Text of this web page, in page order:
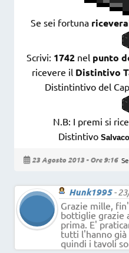
Se sei fortuna
Scrivi: 1742 nel punto
ricevere il Distintivo
Distintintivo del
N.B: I premi si
Distintivo
23 Agosto 2013 - Ore 9:16
Hunk1995-
Grazie mille,
bottiglie grazie
prima. E'
tutti l'hanno già
quindi i tavoli